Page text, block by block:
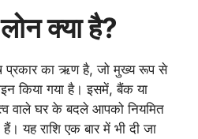
लोन क्या है?
प्रकार का ऋण है, जो मुख्य रूप से
किया गया है। इसमें, बैंक या
वाले घर के बदले आपको नियमित
यह राशि एक बार में भी दी जा